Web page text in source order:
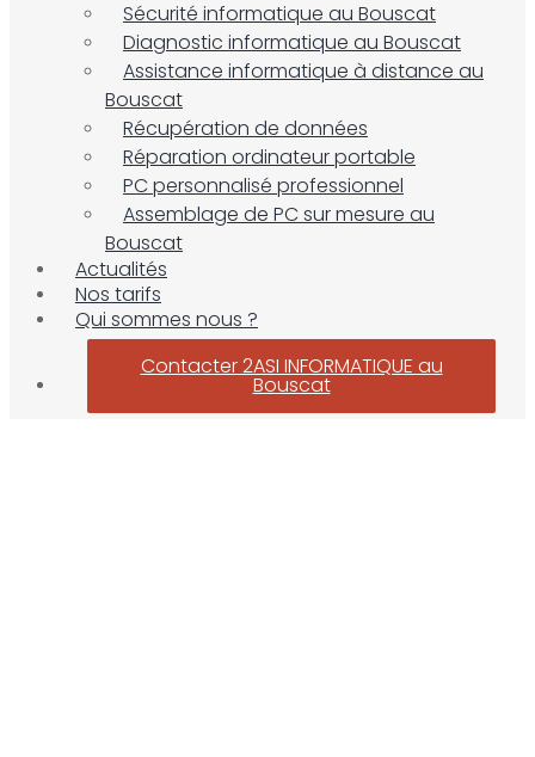
Sécurité informatique au Bouscat
Diagnostic informatique au Bouscat
Assistance informatique à distance au
Bouscat
Récupération de données
Réparation ordinateur portable
PC personnalisé professionnel
Assemblage de PC sur mesure au
Bouscat
Actualités
Nos tarifs
Qui sommes nous ?
Contacter 2ASI INFORMATIQUE au
Bouscat